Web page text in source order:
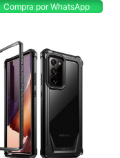
Compra por WhatsApp